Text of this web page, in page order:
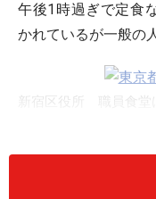
午後1時過ぎで定食
かれているが一般の
新宿区役所 職員食堂
明るくなっていた
機で食券を買うシス